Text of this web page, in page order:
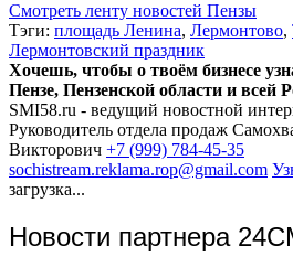
Смотреть ленту новостей Пензы
Тэги: площадь Ленина, Лермонтово,
Лермонтовский праздник
Хочешь, чтобы о твоём бизнесе
Пензе, Пензенской области и всей
SMI58.ru - ведущий новостной
Руководитель отдела продаж
Викторович +7 (999) 784-45-35
sochistream.reklama.rop@gmail.com
загрузка...
Новости партнера